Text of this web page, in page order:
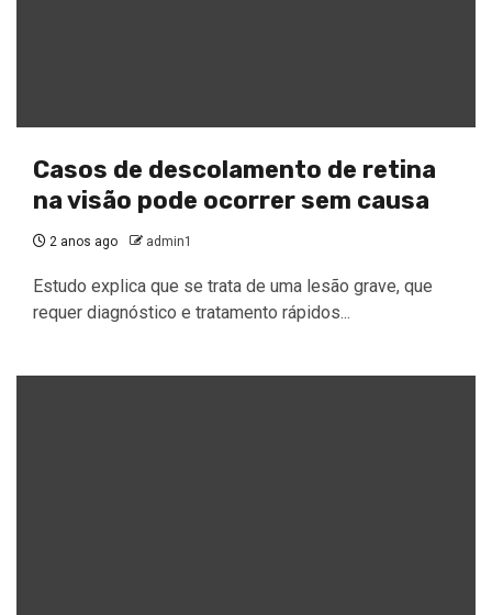
Casos de descolamento de retina
na visão pode ocorrer sem causa
2 anos ago admin1
Estudo explica que se trata de uma lesão grave, que
requer diagnóstico e tratamento rápidos...